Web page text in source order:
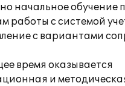
начальное обучение
работы с системой
с вариантами
время оказывается
и